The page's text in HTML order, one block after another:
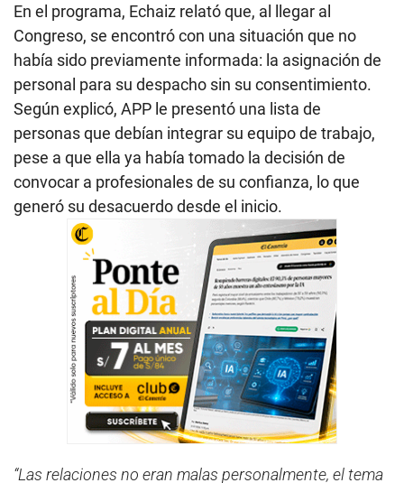
En el programa, Echaiz relató que, al llegar al
Congreso, se encontró con una situación que no
había sido previamente informada: la asignación de
personal para su despacho sin su consentimiento.
Según explicó, APP le presentó una lista de
personas que debían integrar su equipo de trabajo,
pese a que ella ya había tomado la decisión de
convocar a profesionales de su confianza, lo que
generó su desacuerdo desde el inicio.
“Las relaciones no eran malas personalmente, el tema